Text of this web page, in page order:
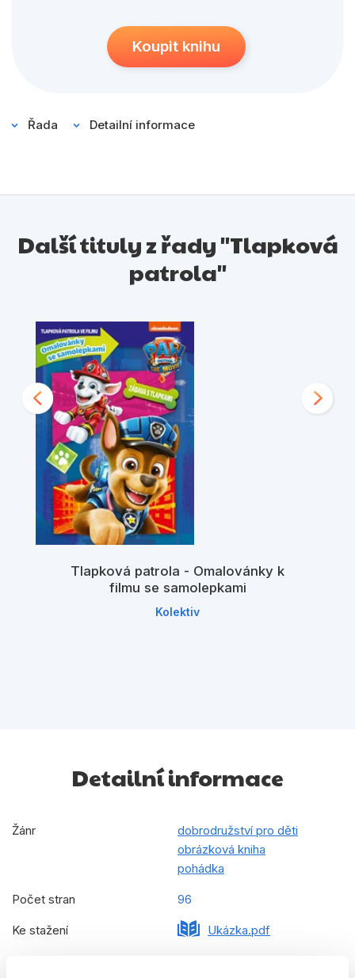
Umění a kultura
Výchova a pedagogika
Koupit knihu
Řada Detailní informace
Další tituly z řady "Tlapková
patrola"
Tlapková patrola - Omalovánky k
filmu se samolepkami
Kolektiv
Detailní informace
Žánr
dobrodružství pro děti
obrázková kniha
pohádka
Počet stran 96
Ke stažení Ukázka.pdf